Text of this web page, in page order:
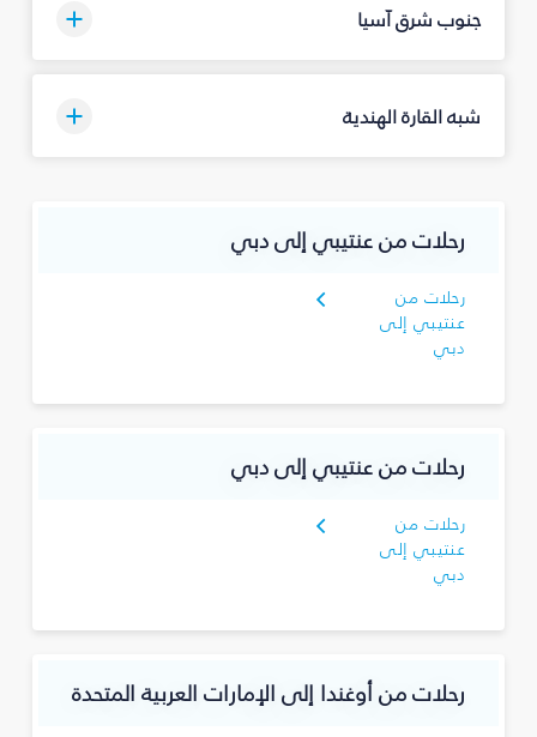
جنوب شرق آسيا
شبه القارة الهندية
رحلات من عنتيبي إلى دبي
رحلات من
عنتيبي إلى
دبي
رحلات من عنتيبي إلى دبي
رحلات من
عنتيبي إلى
دبي
رحلات من أوغندا إلى الإمارات العربية المتحدة